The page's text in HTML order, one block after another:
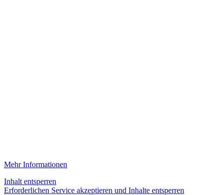
Mehr Informationen
Inhalt entsperren
Erforderlichen Service akzeptieren und Inhalte entsperren